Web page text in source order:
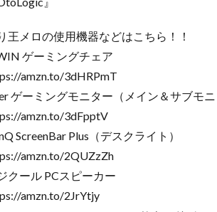
王メロの使用機器などはこちら！！
ゲーミングチェア
amzn.to/3dHRPmT
ゲーミングモニター（メイン＆サブモ
amzn.to/3dFpptV
ScreenBar Plus（デスクライト）
amzn.to/2QUZzZh
クール PCスピーカー
amzn.to/2JrYtjy